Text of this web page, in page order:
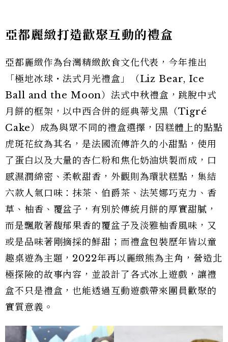
亞都麗緻打造歡聚互動的禮盒
亞都麗緻作為台灣精緻飲食文化代表，今年推出
「極地冰球・法式月光禮盒」（Liz Bear, Ice
Ball and the Moon）法式中秋禮盒，跳脫中式
月餅的框架，以中西合併的經典蒂戈黑（Tigré
Cake）成為與眾不同的禮盒選擇，因糕體上的點點
虎斑花紋為其名，是法國流傳許久的小甜點，使用
了蛋白以及大量的杏仁粉和焦化奶油烘製而成，口
感濕潤綿密、柔軟甜香，外觀則為環狀糕點，集結
六款人氣口味：抹茶、伯爵茶、法芙娜巧克力、香
草、柚香、覆盆子，有別於傳統月餅的厚實甜膩，
而是飄散著馥郁果香的覆盆子及淡雅柚香風味，又
或是品味著剛摘採的鮮甜；而禮盒包裝歷年皆以童
趣桌遊為主題，2022年再以麗緻熊為主角，營造北
極探險的故事內容，並設計了各式冰上遊戲，讓禮
盒不只是禮盒，也能透過互動遊戲帶來團員歡聚的
實質意義。